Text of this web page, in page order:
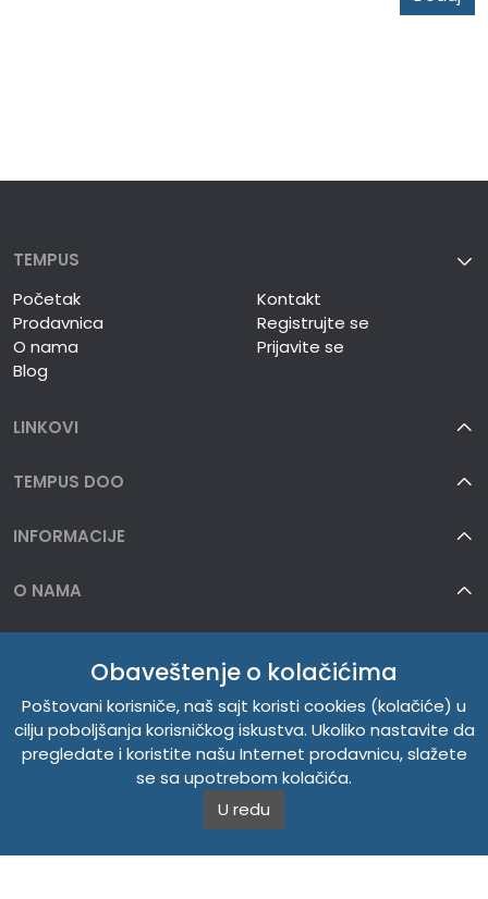
TEMPUS
Početak
Prodavnica
O nama
Blog
Kontakt
Registrujte se
Prijavite se
LINKOVI
TEMPUS DOO
INFORMACIJE
O NAMA
Obaveštenje o kolačićima
Poštovani korisniče, naš sajt koristi cookies (kolačiće) u
cilju poboljšanja korisničkog iskustva. Ukoliko nastavite da
pregledate i koristite našu Internet prodavnicu, slažete
se sa upotrebom kolačića.
U redu